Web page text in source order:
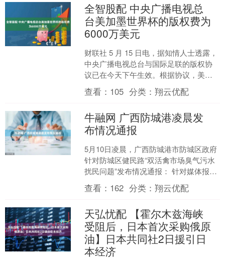
全智股配 中央广播电视总
台美加墨世界杯的版权费为
6000万美元
财联社 5 月 15 日电，据知情人士透露，
中央广播电视总台与国际足联的版权协
议已在今天下午生效。根据协议，美加
墨世界杯的版权费为 6000 万美元。 ( 澎
湃....
查看： 105 分类：翔云优配
牛融网 广西防城港凌晨发
布情况通报
5月10日凌晨，广西防城港市防城区政府
针对防城区健民路“双活禽市场臭气污水
扰民问题”发布情况通报： 针对媒体报道
防城区健民路双活禽市场臭气污水扰民
问题，我区高度....
查看： 162 分类：翔云优配
天弘忧配 【霍尔木兹海峡
受阻后，日本首次采购俄原
油】日本共同社2日援引日
本经济